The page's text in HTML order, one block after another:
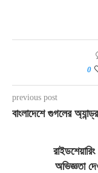
0
previous post
বাংলাদেশে গুগলের
অভিজ্ঞতা